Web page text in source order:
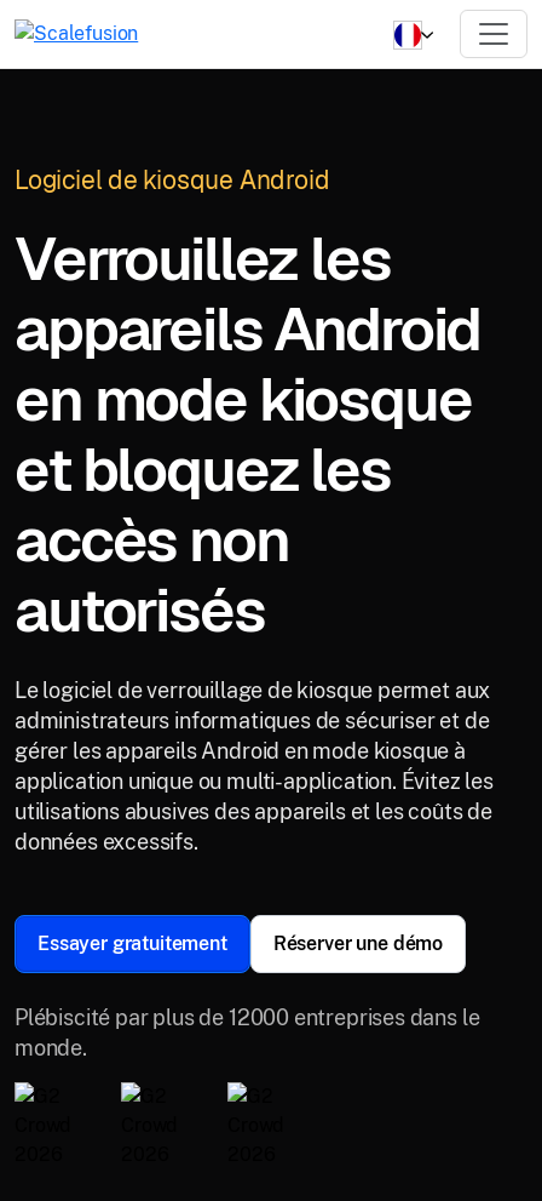
Logiciel de kiosque Android
Verrouillez les
appareils Android
en mode kiosque
et bloquez les
accès non
autorisés
Le logiciel de verrouillage de kiosque permet aux
administrateurs informatiques de sécuriser et de
gérer les appareils Android en mode kiosque à
application unique ou multi-application. Évitez les
utilisations abusives des appareils et les coûts de
données excessifs.
Essayer gratuitement Réserver une démo
Plébiscité par plus de 12000 entreprises dans le
monde.